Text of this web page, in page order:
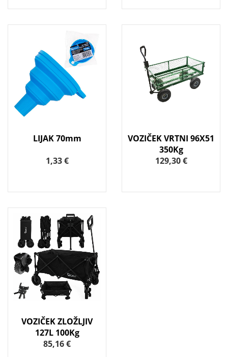
LIJAK 70mm
1,33 €
VOZIČEK VRTNI 96X51
350Kg
129,30 €
VOZIČEK ZLOŽLJIV
127L 100Kg
85,16 €